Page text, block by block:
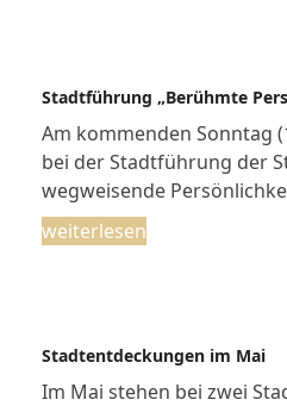
Stadtführung „Berühmte
Am kommenden Sonntag
bei der Stadtführung der
wegweisende
weiterlesen
Stadtentdeckungen im Mai
Im Mai stehen bei zwei